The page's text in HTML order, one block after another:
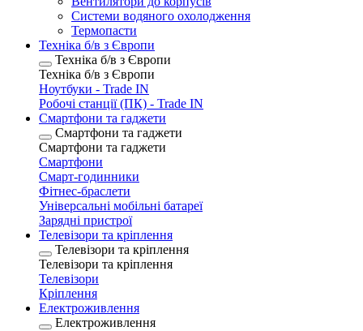
Системи водяного охолодження
Термопасти
Техніка б/в з Європи
Техніка б/в з Європи
Техніка б/в з Європи
Ноутбуки - Trade IN
Робочі станції (ПК) - Trade IN
Смартфони та гаджети
Смартфони та гаджети
Смартфони та гаджети
Смартфони
Смарт-годинники
Фітнес-браслети
Універсальні мобільні батареї
Зарядні пристрої
Телевізори та кріплення
Телевізори та кріплення
Телевізори та кріплення
Телевізори
Кріплення
Електроживлення
Електроживлення